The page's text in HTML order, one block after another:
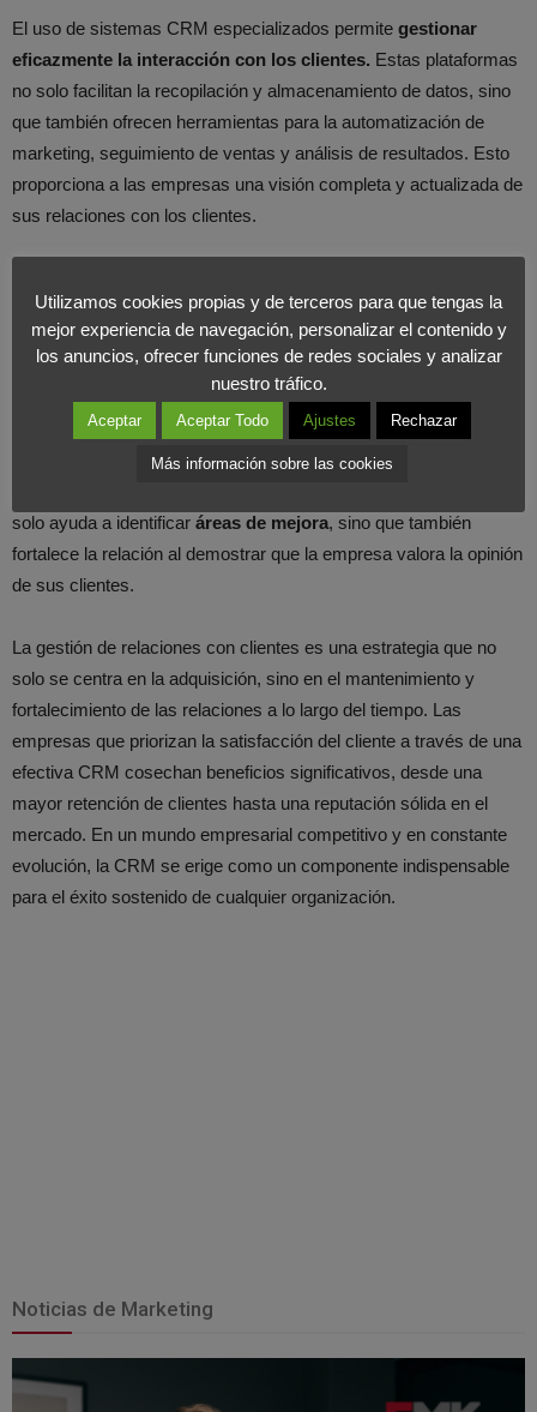
El uso de sistemas CRM especializados permite gestionar
eficazmente la interacción con los clientes. Estas plataformas
no solo facilitan la recopilación y almacenamiento de datos, sino
que también ofrecen herramientas para la automatización de
marketing, seguimiento de ventas y análisis de resultados. Esto
proporciona a las empresas una visión completa y actualizada de
sus relaciones con los clientes.
Fomentar la retroalimentación
activa
El feedback de los clientes es una fuente con un valor
incalculable de información. Las empresas deben facilitar y
fomentar la retroalimentación, ya sea a través de encuestas,
solo ayuda a identificar áreas de mejora, sino que también
fortalece la relación al demostrar que la empresa valora la opinión
de sus clientes.
La gestión de relaciones con clientes es una estrategia que no
solo se centra en la adquisición, sino en el mantenimiento y
fortalecimiento de las relaciones a lo largo del tiempo. Las
empresas que priorizan la satisfacción del cliente a través de una
efectiva CRM cosechan beneficios significativos, desde una
mayor retención de clientes hasta una reputación sólida en el
mercado. En un mundo empresarial competitivo y en constante
evolución, la CRM se erige como un componente indispensable
para el éxito sostenido de cualquier organización.
Noticias de Marketing
Utilizamos cookies propias y de terceros para que tengas la
mejor experiencia de navegación, personalizar el contenido y
los anuncios, ofrecer funciones de redes sociales y analizar
nuestro tráfico.
Aceptar Aceptar Todo Ajustes Rechazar
Más información sobre las cookies